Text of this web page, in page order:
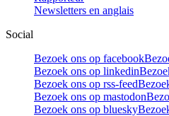
Newsletters en anglais
Social
Bezoek ons op facebook
Bezoek ons op linkedin
Bezoek ons op rss-feed
Bezoek ons op mastodon
Bezoek ons op bluesky